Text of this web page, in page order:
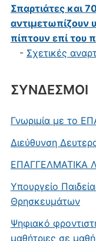
Σπαρτιάτες και
αντιμετωπίζουν
πίπτουν επί του
- Σχετικές
ΣΥΝΔΕΣΜΟΙ
Γνωριμία με το
Διεύθυνση
ΕΠΑΓΓΕΛΜΑΤΙΚΑ
Υπουργείο
Θρησκευμάτων
Ψηφιακό
μαθήτριες σε